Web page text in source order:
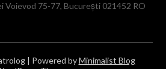
Voievod 75-77, București 021452 RO
| Powered byMinimalist Blog